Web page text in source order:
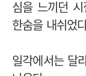
심을 느끼던
한숨을 내쉬었
일각에서는 달